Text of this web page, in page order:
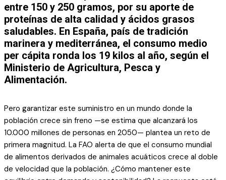
entre 150 y 250 gramos, por su aporte de
proteínas de alta calidad y ácidos grasos
saludables. En España, país de tradición
marinera y mediterránea, el consumo medio
per cápita ronda los 19 kilos al año, según el
Ministerio de Agricultura, Pesca y
Alimentación.
Pero garantizar este suministro en un mundo donde la
población crece sin freno —se estima que alcanzará los
10.000 millones de personas en 2050— plantea un reto de
primera magnitud. La FAO alerta de que el consumo mundial
de alimentos derivados de animales acuáticos crece al doble
de velocidad que la población. ¿Cómo mantener este